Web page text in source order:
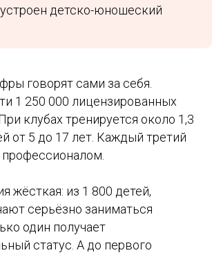
детско-юношеский
говорят сами за себя.
1 250 000 лицензированных
клубах тренируется около 1,3
от 5 до 17 лет. Каждый третий
жёсткая: из 1 800 детей,
серьёзно заниматься
один получает
статус. А до первого